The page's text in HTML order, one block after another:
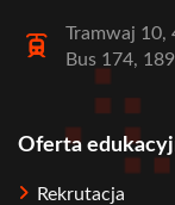
Tramwaj 10,
Bus 174, 189
Stopka
Oferta
Rekrutacja